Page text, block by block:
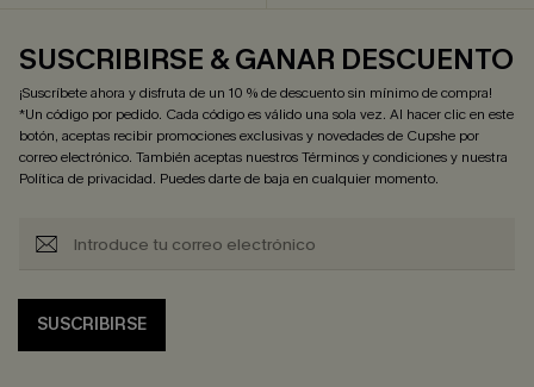
SUSCRIBIRSE & GANAR DESCUENTO
¡Suscríbete ahora y disfruta de un 10 % de descuento sin mínimo de compra!
*Un código por pedido. Cada código es válido una sola vez. Al hacer clic en este
botón, aceptas recibir promociones exclusivas y novedades de Cupshe por
correo electrónico. También aceptas nuestrosTérminos y condicionesy nuestra
Política de privacidad. Puedes darte de baja en cualquier momento.
SUSCRIBIRSE